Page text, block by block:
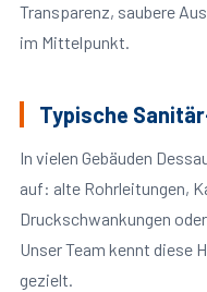
Transparenz, saubere
im Mittelpunkt.
Typische
In vielen Gebäuden
auf: alte Rohrleitungen,
Druckschwankungen
Unser Team kennt diese
gezielt.